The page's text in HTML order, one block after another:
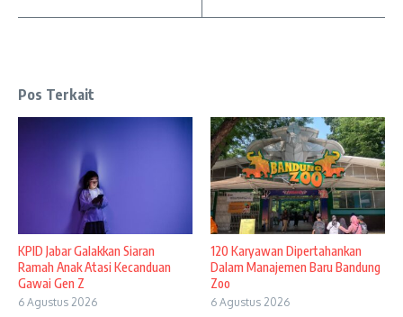
Pos Terkait
KPID Jabar Galakkan Siaran
Ramah Anak Atasi Kecanduan
Gawai Gen Z
6 Agustus 2026
120 Karyawan Dipertahankan
Dalam Manajemen Baru Bandung
Zoo
6 Agustus 2026